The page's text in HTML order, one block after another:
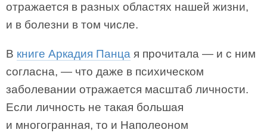
отражается в разных областях нашей жизни,
и в болезни в том числе.
В книге Аркадия Панца я прочитала — и с ним
согласна, — что даже в психическом
заболевании отражается масштаб личности.
Если личность не такая большая
и многогранная, то и Наполеоном